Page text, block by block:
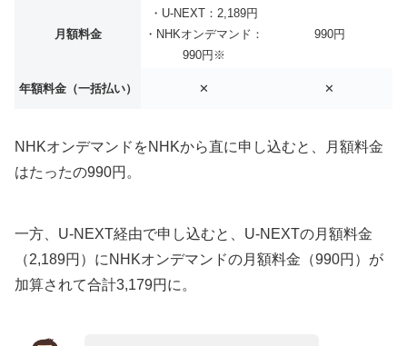
月額料金
・U-NEXT：2,189円
・NHKオンデマンド：
990円※
990円
年額料金（一括払い） ✕ ✕
NHKオンデマンドをNHKから直に申し込むと、月額料金
はたったの990円。
一方、U-NEXT経由で申し込むと、U-NEXTの月額料金
（2,189円）にNHKオンデマンドの月額料金（990円）が
加算されて合計3,179円に。